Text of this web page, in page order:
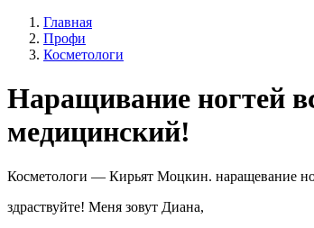
Главная
Профи
Косметологи
Наращивание ногтей
медицинский!
Косметологи — Кирьят Моцкин. наращевание
здраствуйте! Меня зовут Диана,